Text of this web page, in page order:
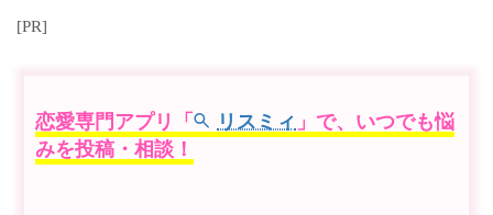
[PR]
恋愛専門アプリ「 リスミィ 」で、いつでも悩
みを投稿・相談！